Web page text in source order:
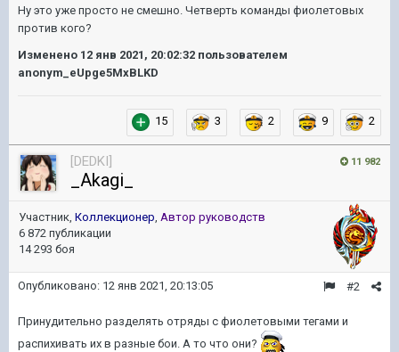
Ну это уже просто не смешно. Четверть команды фиолетовых
против кого?
Изменено 12 янв 2021, 20:02:32 пользователем
anonym_eUpge5MxBLKD
15 3 2 9 2
11 982
[DEDKI]
_Akagi_
Участник, Коллекционер, Автор руководств
6 872 публикации
14 293 боя
#2
Опубликовано: 12 янв 2021, 20:13:05
Принудительно разделять отряды с фиолетовыми тегами и
распихивать их в разные бои. А то что они?